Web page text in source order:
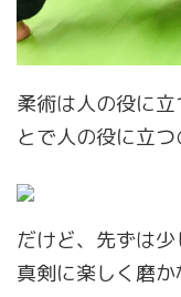
柔術は人の役に
とで人の役に立
だけど、先ずは
真剣に楽しく磨か